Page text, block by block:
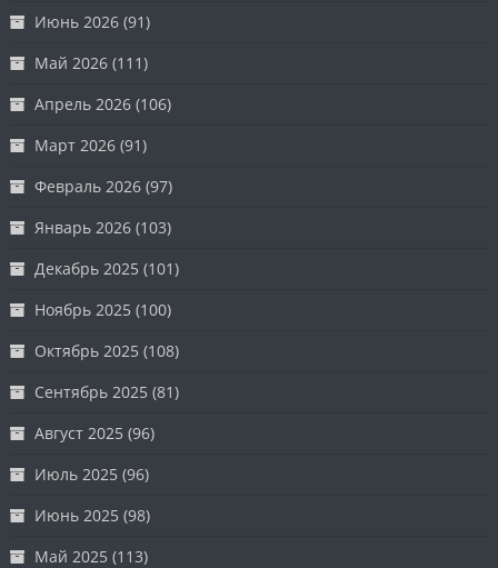
Июнь 2026 (91)
Май 2026 (111)
Апрель 2026 (106)
Март 2026 (91)
Февраль 2026 (97)
Январь 2026 (103)
Декабрь 2025 (101)
Ноябрь 2025 (100)
Октябрь 2025 (108)
Сентябрь 2025 (81)
Август 2025 (96)
Июль 2025 (96)
Июнь 2025 (98)
Май 2025 (113)